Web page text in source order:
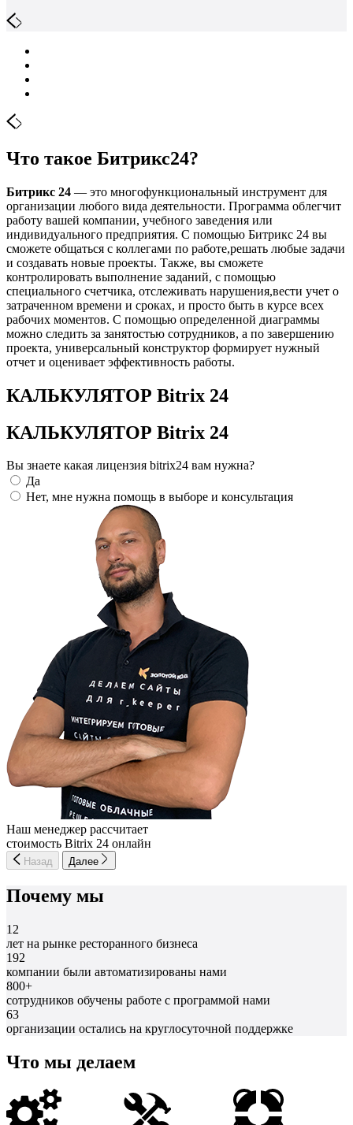
Что такое Битрикс24?
Битрикс 24 — это многофункциональный инструмент для
организации любого вида деятельности. Программа облегчит
работу вашей компании, учебного заведения или
индивидуального предприятия. С помощью Битрикс 24 вы
сможете общаться с коллегами по работе,решать любые задачи
и создавать новые проекты. Также, вы сможете
контролировать выполнение заданий, с помощью
специального счетчика, отслеживать нарушения,вести учет о
затраченном времени и сроках, и просто быть в курсе всех
рабочих моментов. С помощью определенной диаграммы
можно следить за занятостью сотрудников, а по завершению
проекта, универсальный конструктор формирует нужный
отчет и оценивает эффективность работы.
КАЛЬКУЛЯТОР Bitrix 24
КАЛЬКУЛЯТОР Bitrix 24
Вы знаете какая лицензия bitrix24 вам нужна?
Да
Нет, мне нужна помощь в выборе и консультация
Наш менеджер рассчитает
стоимость Bitrix 24 онлайн
Назад Далее
Почему мы
12
лет на рынке ресторанного бизнеса
192
компании были автоматизированы нами
800+
сотрудников обучены работе с программой нами
63
организации остались на круглосуточной поддержке
Что мы делаем